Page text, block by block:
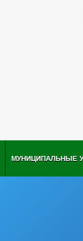
МУНИЦИПАЛЬНЫЕ